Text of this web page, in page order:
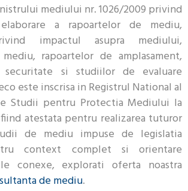
mediului nr. 1026/2009 privind
a rapoartelor de mediu,
impactul asupra mediului,
rapoartelor de amplasament,
securitate si studiilor de evaluare
este inscrisa in Registrul National al
Studii pentru Protectia Mediului la
atestata pentru realizarea tuturor
de mediu impuse de legislatia
context complet si orientare
conexe, explorati oferta noastra
de mediu.